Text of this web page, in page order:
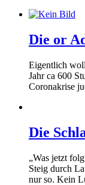
Die or
Eigentlich
Jahr ca 600
Coronakrise
Die
„Was jetzt
Steig durch
nur so. Kein